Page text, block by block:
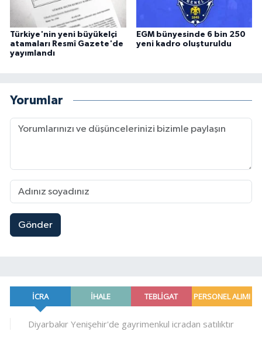
Türkiye'nin yeni büyükelçi
atamaları Resmî Gazete'de
yayımlandı
EGM bünyesinde 6 bin 250
yeni kadro oluşturuldu
Yorumlar
Gönder